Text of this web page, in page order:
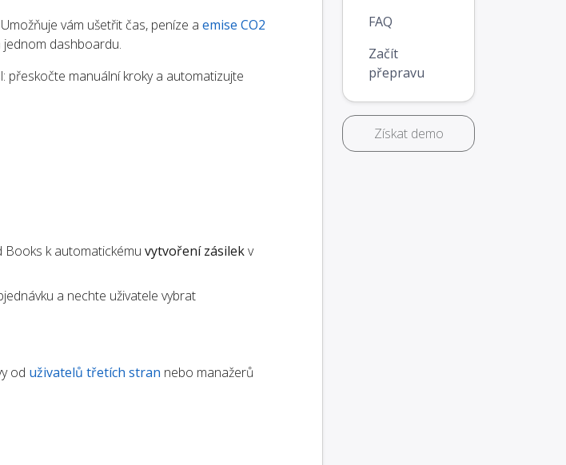
vám ušetřit čas, peníze a emise CO2
jednom dashboardu.
přeskočte manuální kroky a automatizujte
Books k automatickému vytvoření zásilekv
a nechte uživatele vybrat
od uživatelů třetích stran nebo manažerů
FAQ
Začít
přepravu
Získat demo